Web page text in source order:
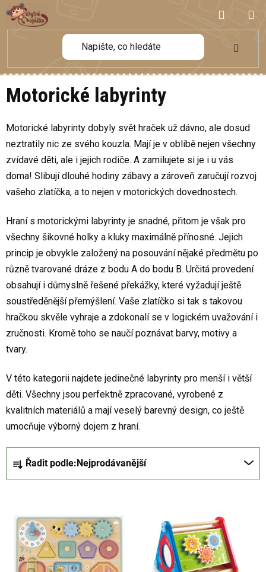
Přejít
na
obsah
KOŠÍK
Motorické labyrinty
Motorické labyrinty dobyly svět hraček už dávno, ale dosud
neztratily nic ze svého kouzla. Mají je v oblibě nejen všechny
zvídavé děti, ale i jejich rodiče. A zamilujete si je i u vás
doma! Slibují dlouhé hodiny zábavy a zároveň zaručují rozvoj
vašeho zlatíčka, a to nejen v motorických dovednostech.
Hraní s motorickými labyrinty je snadné, přitom je však pro
všechny šikovné holky a kluky maximálně přínosné. Jejich
princip je obvykle založený na posouvání nějaké předmětu po
různě tvarované dráze z bodu A do bodu B. Určitá provedení
obsahují i důmyslně řešené překážky, které vyžadují ještě
soustředěnější přemýšlení. Vaše zlatíčko si tak s takovou
hračkou skvěle vyhraje a zdokonalí se v logickém uvažování i
zručnosti. Kromě toho se naučí poznávat barvy, motivy a
tvary.
V této kategorii najdete jedinečné labyrinty pro menší i větší
děti. Všechny jsou perfektně zpracované, vyrobené z
kvalitních materiálů a mají veselý barevný design, co ještě
umocňuje výborný dojem z hraní.
z
Řadit podle:Nejprodávanější